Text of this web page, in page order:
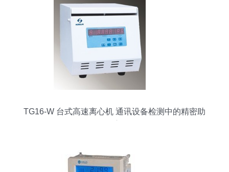
TG16-W 台式高速离心机 通讯设备检测中的精密助